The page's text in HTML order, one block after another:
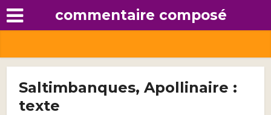
commentaire composé
Saltimbanques, Apollinaire :
texte